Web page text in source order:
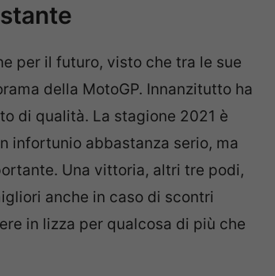
per il futuro, visto che tra le sue
della MotoGP. Innanzitutto ha
di qualità. La stagione 2021 è
infortunio abbastanza serio, ma
Una vittoria, altri tre podi,
anche in caso di scontri
in lizza per qualcosa di più che